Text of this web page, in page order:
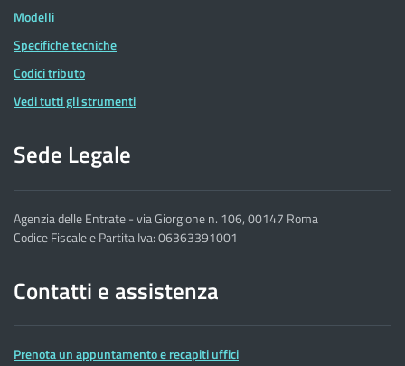
Modelli
Specifiche tecniche
Codici tributo
Vedi tutti gli strumenti
Sede Legale
Agenzia delle Entrate - via Giorgione n. 106, 00147 Roma
Codice Fiscale e Partita Iva: 06363391001
Contatti e assistenza
Prenota un appuntamento e recapiti uffici